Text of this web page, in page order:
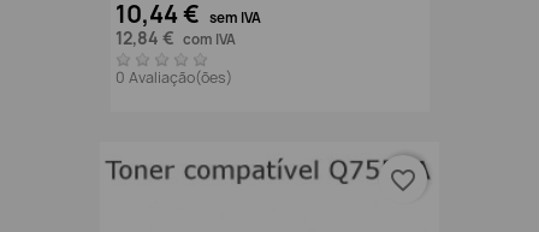
10,44 € sem IVA
12,84 € com IVA
0 Avaliação(ões)
favorite_border